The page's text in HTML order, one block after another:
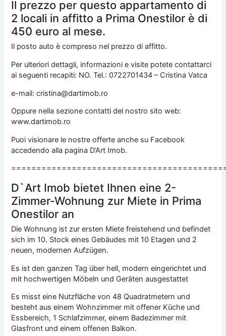
Il prezzo per questo appartamento di
2 locali in affitto a Prima Onestilor è di
450 euro al mese.
Il posto auto è compreso nel prezzo di affitto.
Per ulteriori dettagli, informazioni e visite potete contattarci
ai seguenti recapiti: NO. Tel.: 0722701434 – Cristina Vatca
e-mail: cristina@dartimob.ro
Oppure nella sezione contatti del nostro sito web:
www.dartimob.ro
Puoi visionare le nostre offerte anche su Facebook
accedendo alla pagina D’Art Imob.
D`Art Imob bietet Ihnen eine 2-
Zimmer-Wohnung zur Miete in Prima
Onestilor an
Die Wohnung ist zur ersten Miete freistehend und befindet
sich im 10. Stock eines Gebäudes mit 10 Etagen und 2
neuen, modernen Aufzügen.
Es ist den ganzen Tag über hell, modern eingerichtet und
mit hochwertigen Möbeln und Geräten ausgestattet
Es misst eine Nutzfläche von 48 Quadratmetern und
besteht aus einem Wohnzimmer mit offener Küche und
Essbereich, 1 Schlafzimmer, einem Badezimmer mit
Glasfront und einem offenen Balkon.